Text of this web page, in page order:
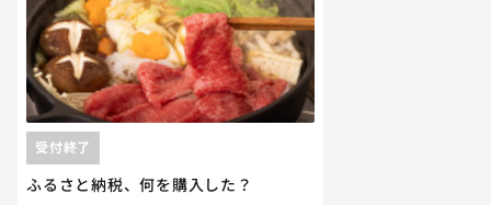
ふるさと納税、何を購入した？
受付終了